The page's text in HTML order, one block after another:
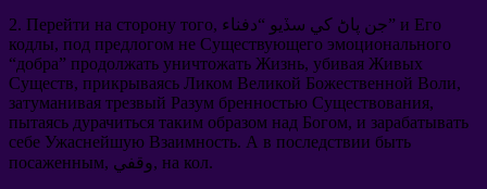
2. Перейти на сторону того , جن پاڻ کي سڏيو “دفناء” и Его
кодлы, под предлогом не Существующего эмоционального
“добра” продолжать уничтожать Жизнь, убивая Живых
Существ, прикрываясь Ликом Великой Божественной Воли,
затуманивая трезвый Разум бренностью Существования,
пытаясь дурачиться таким образом над Богом, и зарабатывать
себе Ужаснейшую Взаимность. А в последствии быть
посаженным
, وقفي, на кол.